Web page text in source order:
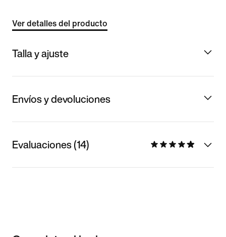
Ver detalles del producto
Talla y ajuste
Envíos y devoluciones
Evaluaciones (14)